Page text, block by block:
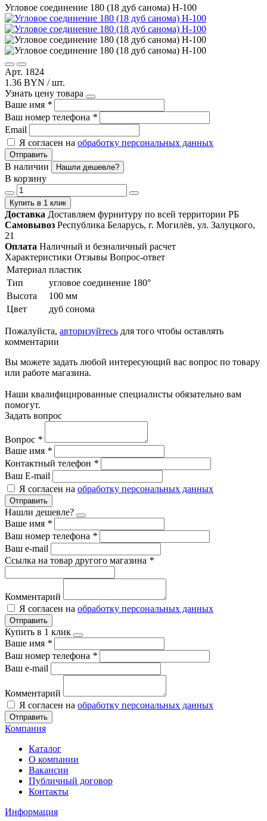
Угловое соединение 180 (18 дуб санома) Н-100
Арт. 1824
1.36 BYN / шт.
Узнать цену товара
Ваше имя *
Ваш номер телефона *
Email
Я согласен на обработку персональных данных
Отправить
В наличии Нашли дешевле?
В корзину
Купить в 1 клик
Доставка Доставляем фурнитуру по всей территории РБ
Самовывоз Республика Беларусь, г. Могилёв, ул. Залуцкого,
21
Оплата Наличный и безналичный расчет
Характеристики Отзывы Вопрос-ответ
Материал пластик
Тип
угловое соединение 180°
Высота
100 мм
Цвет
дуб сонома
Пожалуйста, авторизуйтесь для того чтобы оставлять
комментарии
Вы можете задать любой интересующий вас вопрос по товару
или работе магазина.
Наши квалифицированные специалисты обязательно вам
помогут.
Задать вопрос
Вопрос *
Ваше имя *
Контактный телефон *
Ваш E-mail
Я согласен на обработку персональных данных
Отправить
Нашли дешевле?
Ваше имя *
Ваш номер телефона *
Ваш e-mail
Ссылка на товар другого магазина *
Комментарий
Я согласен на обработку персональных данных
Отправить
Купить в 1 клик
Ваше имя *
Ваш номер телефона *
Ваш e-mail
Комментарий
Я согласен на обработку персональных данных
Отправить
Компания
Каталог
О компании
Вакансии
Публичный договор
Контакты
Информация